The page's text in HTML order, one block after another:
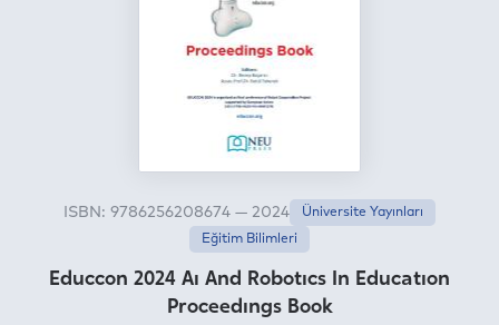
Anlaşmalı Yayınevleri
Educcon 2024 Aı And Robotıcs In Educatıon
Proceedıngs Book
ISBN: 9786256208674 — 2024
Üniversite Yayınları
Eğitim Bilimleri